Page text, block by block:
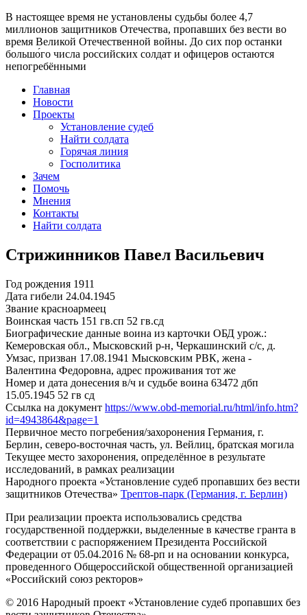
В настоящее время не установлены судьбы более 4,7
миллионов защитников Отечества, пропавших без вести во
время Великой Отечественной войны. До сих пор останки
большо́го числа российских солдат и офицеров остаются
непогребёнными
Главная
Новости
Проекты
Установление судеб
Найти солдата
Горячая линия
Госполитика
Зачем
Помочь
Мнения
Контакты
Найти солдата
Стрижинников Павел Васильевич
Год рождения 1911
Дата гибели 24.04.1945
Звание красноармеец
Воинская часть 151 гв.сп 52 гв.сд
Биографические данные воина из карточки ОБД урож.:
Кемеровская обл., Мысковский р-н, Черкашинский с/с, д.
Умзас, призван 17.08.1941 Мысковским РВК, жена -
Валентина Федоровна, адрес проживания тот же
Номер и дата донесения в/ч и судьбе воина 63472 дбп
15.05.1945 52 гв сд
Ссылка на документ https://www.obd-memorial.ru/html/info.htm?
id=4943864&page=1
Первичное место погребения/захоронения Германия, г.
Берлин, северо-восточная часть, ул. Вейлиц, братская могила
Текущее место захоронения, определённое в результате
исследований, в рамках реализации
Народного проекта «Установление судеб пропавших без вести
защитников Отечества» Трептов-парк (Германия, г. Берлин)
При реализации проекта использовались средства
государственной поддержки, выделенные в качестве гранта в
соответствии с распоряжением Президента Российской
Федерации от 05.04.2016 № 68-рп и на основании конкурса,
проведенного Общероссийской общественной организацией
«Российский союз ректоров»
© 2016 Народный проект «Установление судеб пропавших без